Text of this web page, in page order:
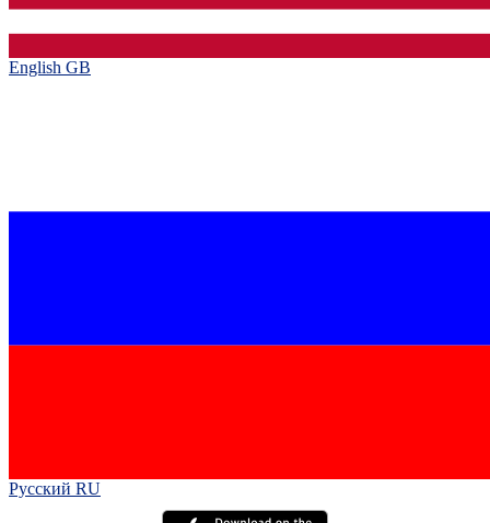
English GB‎
Русский RU‎